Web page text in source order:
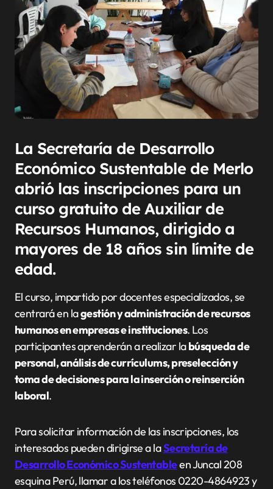
La Secretaría de Desarrollo
Económico Sustentable de Merlo
abrió las inscripciones para un
curso gratuito de Auxiliar de
Recursos Humanos, dirigido a
mayores de 18 años sin límite de
edad.
El curso, impartido por docentes especializados, se
centrará en lagestión y administración de recursos
humanos en empresas e instituciones. Los
participantes aprenderán a realizar labúsqueda de
personal, análisis de currículums, preselección y
toma de decisiones para la inserción o reinserción
laboral.
Para solicitar información de las inscripciones, los
interesados pueden dirigirse a laSecretaría de
Desarrollo Económico Sustentableen Juncal 208
esquina Perú, llamar a los teléfonos 0220-4864923 y